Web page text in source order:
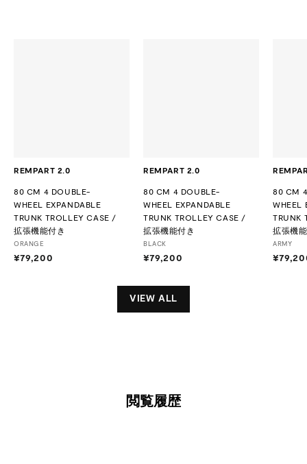
REMPART 2.0
80 CM 4 DOUBLE-
WHEEL EXPANDABLE
TRUNK TROLLEY CASE /
拡張機能付き
ORANGE
¥79,200
REMPART 2.0
80 CM 4 DOUBLE-
WHEEL EXPANDABLE
TRUNK TROLLEY CASE /
拡張機能付き
BLACK
¥79,200
9
2
80 CM
WHEEL
TRUNK
拡張機
ARMY
VIEW ALL
閲覧履歴